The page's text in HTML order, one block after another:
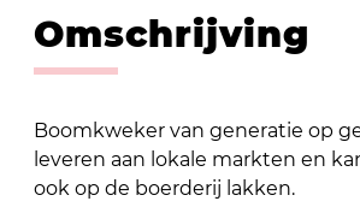
Omschrijving
Boomkweker van generatie op
leveren aan lokale markten en
ook op de boerderij lakken.